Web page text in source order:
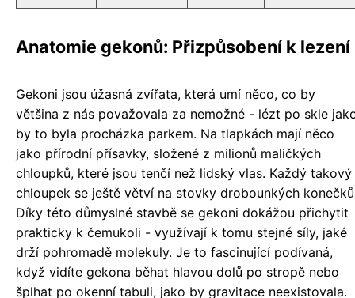
Anatomie gekonů: Přizpůsobení k lezení
Gekoni jsou úžasná zvířata, která umí něco, co by
většina z nás považovala za nemožné - lézt po skle
by to byla procházka parkem. Na tlapkách mají něco
jako přírodní přísavky, složené z milionů maličkých
chloupků, které jsou tenčí než lidský vlas. Každý takový
chloupek se ještě větví na stovky drobounkých
Díky této důmyslné stavbě se gekoni dokážou přichytit
prakticky k čemukoli - využívají k tomu stejné síly, jaké
drží pohromadě molekuly. Je to fascinující podívaná,
když vidíte gekona běhat hlavou dolů po stropě nebo
šplhat po okenní tabuli, jako by gravitace neexistovala.